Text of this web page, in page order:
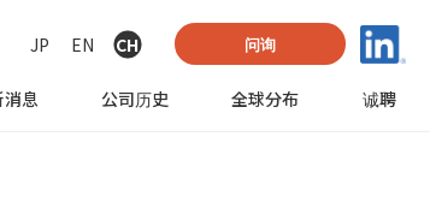
JP EN CH 问询
消息 公司历史 全球分布 诚聘